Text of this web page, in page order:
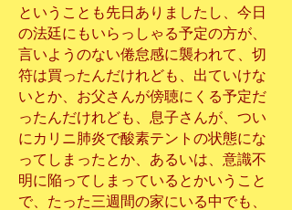
ということも先日ありましたし、今日
の法廷にもいらっしゃる予定の方が、
言いようのない倦怠感に襲われて、切
符は買ったんだけれども、出ていけな
いとか、お父さんが傍聴にくる予定だ
ったんだけれども、息子さんが、つい
にカリニ肺炎で酸素テントの状態にな
ってしまったとか、あるいは、意識不
明に陥ってしまっているとかいうこと
で、たった三週間の家にいる中でも、